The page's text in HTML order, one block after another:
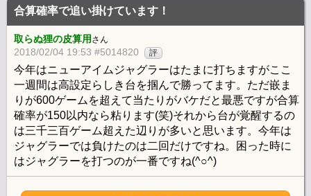
合算確率で追い掛けています！
取らぬ狸の皮算用 さん
2018/02/04 19:53 #5014820 評
今年はニューアイムジャグラーはたまに打ちますがここ
一週間は高設定らしき台を掴んで勝ってます。ただ嵌ま
りが600ゲームを超えて当たりがバケだと最悪ですが合算
確率が150以内なら粘ります(笑)それから台が覚醒するの
は三千三百ゲーム超えた辺りが多いと思います。今年は
ジャグラーでは負けたのは二回だけですね。困った時に
はジャグラーを打つのが一番ですね(^○^)